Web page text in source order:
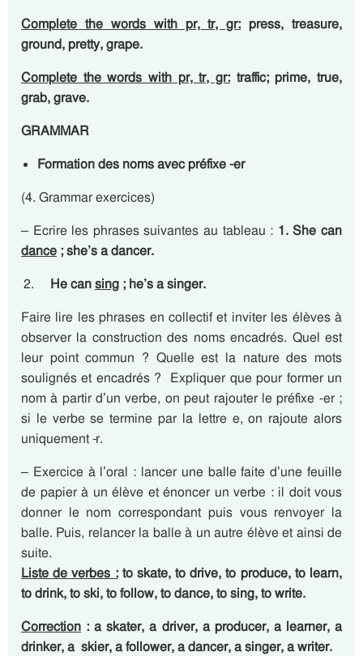
Complete the words with pr, tr, gr: press, treasure,
ground, pretty, grape.
Complete the words with pr, tr, gr: traffic; prime, true,
grab, grave.
GRAMMAR
Formation des noms avec préfixe -er
(4. Grammar exercices)
– Ecrire les phrases suivantes au tableau : 1. She can
dance ; she’s a dancer.
He cansing ; he’s a singer.
Faire lire les phrases en collectif et inviter les élèves à
observer la construction des noms encadrés. Quel est
leur point commun ? Quelle est la nature des mots
soulignés et encadrés ? Expliquer que pour former un
nom à partir d’un verbe, on peut rajouter le préfixe -er ;
si le verbe se termine par la lettre e, on rajoute alors
uniquement -r.
– Exercice à l’oral : lancer une balle faite d’une feuille
de papier à un élève et énoncer un verbe : il doit vous
donner le nom correspondant puis vous renvoyer la
balle. Puis, relancer la balle à un autre élève et ainsi de
suite.
Liste de verbes :to skate, to drive, to produce, to learn,
to drink, to ski, to follow, to dance, to sing, to write.
Correction : a skater, a driver, a producer, a learner, a
drinker, a skier, a follower, a dancer, a singer, a writer.